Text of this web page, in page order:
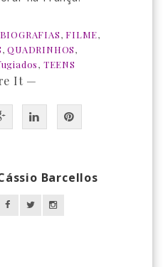
BIOGRAFIAS, FILME,
,QUADRINHOS,
, TEENS
It —
Barcellos